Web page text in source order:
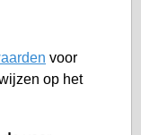
voor
op het